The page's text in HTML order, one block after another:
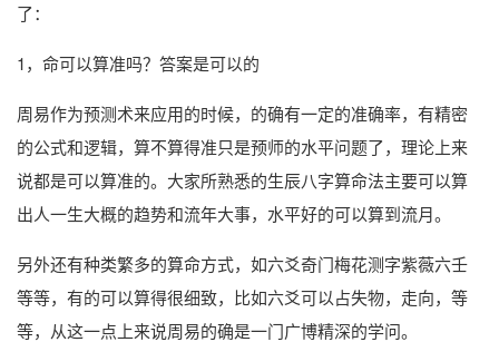
了：
1，命可以算准吗？答案是可以的
周易作为预测术来应用的时候，的确有一定的准确率，有精密
的公式和逻辑，算不算得准只是预师的水平问题了，理论上来
说都是可以算准的。大家所熟悉的生辰八字算命法主要可以算
出人一生大概的趋势和流年大事，水平好的可以算到流月。
另外还有种类繁多的算命方式，如六爻奇门梅花测字紫薇六壬
等等，有的可以算得很细致，比如六爻可以占失物，走向，等
等，从这一点上来说周易的确是一门广博精深的学问。